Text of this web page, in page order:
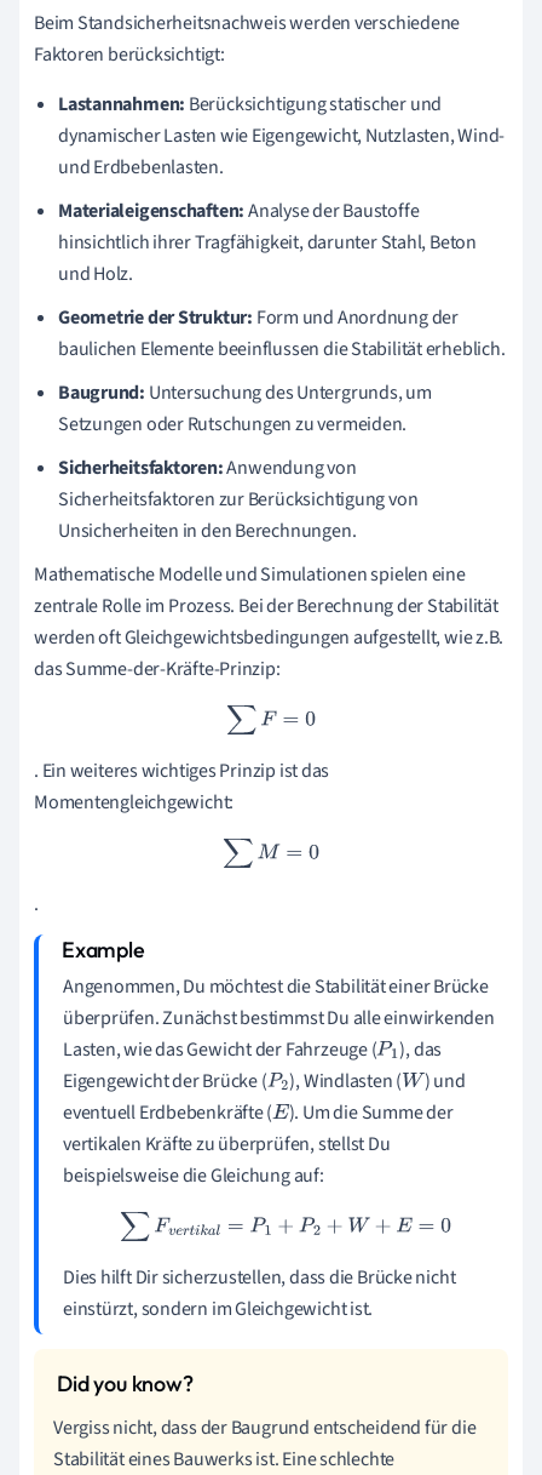
Beim Standsicherheitsnachweis werden verschiedene
Faktoren berücksichtigt:
Lastannahmen: Berücksichtigung statischer und
dynamischer Lasten wie Eigengewicht, Nutzlasten, Wind-
und Erdbebenlasten.
Materialeigenschaften:Analyse der Baustoffe
hinsichtlich ihrer Tragfähigkeit, darunter Stahl, Beton
und Holz.
Geometrie der Struktur: Form und Anordnung der
baulichen Elemente beeinflussen die Stabilität erheblich.
Baugrund: Untersuchung des Untergrunds, um
Setzungen oder Rutschungen zu vermeiden.
Sicherheitsfaktoren:Anwendung von
Sicherheitsfaktoren zur Berücksichtigung von
Unsicherheiten in den Berechnungen.
Mathematische Modelle und Simulationen spielen eine
zentrale Rolle im Prozess. Bei der Berechnung der Stabilität
werden oft Gleichgewichtsbedingungen aufgestellt, wie z.B.
das Summe-der-Kräfte-Prinzip:
∑F= 0
. Ein weiteres wichtiges Prinzip ist das
Momentengleichgewicht:
∑M= 0
.
Angenommen, Du möchtest die Stabilität einer Brücke
überprüfen. Zunächst bestimmst Du alle einwirkenden
Lasten, wie das Gewicht der Fahrzeuge (P1), das
Eigengewicht der Brücke (P2), Windlasten (W ) und
eventuell Erdbebenkräfte (E ). Um die Summe der
vertikalen Kräfte zu überprüfen, stellst Du
beispielsweise die Gleichung auf:
∑Fve rtik al= P1 +P2 +W +E= 0
Dies hilft Dir sicherzustellen, dass die Brücke nicht
einstürzt, sondern im Gleichgewicht ist.
Vergiss nicht, dass der Baugrund entscheidend für die
Stabilität eines Bauwerks ist. Eine schlechte